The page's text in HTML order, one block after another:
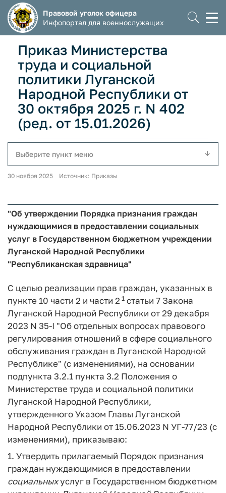
Правовой уголок офицера
Инфопортал для военнослужащих
Приказ Министерства
труда и социальной
политики Луганской
Народной Республики от
30 октября 2025 г. N 402
(ред. от 15.01.2026)
Выберите пункт меню
30 ноября 2025 Источник: Приказы
"Об утверждении Порядка признания граждан
нуждающимися в предоставлении социальных
услуг в Государственном бюджетном учреждении
Луганской Народной Республики
"Республиканская здравница"
С целью реализации прав граждан, указанных в
пункте 10 части 2 и части 2 1 статьи 7 Закона
Луганской Народной Республики от 29 декабря
2023 N 35-I "Об отдельных вопросах правового
регулирования отношений в сфере социального
обслуживания граждан в Луганской Народной
Республике" (с изменениями), на основании
подпункта 3.2.1 пункта 3.2 Положения о
Министерстве труда и социальной политики
Луганской Народной Республики,
утвержденного Указом Главы Луганской
Народной Республики от 15.06.2023 N УГ-77/23 (с
изменениями), приказываю:
1. Утвердить прилагаемый Порядок признания
граждан нуждающимися в предоставлении
социальныхуслуг в Государственном бюджетном